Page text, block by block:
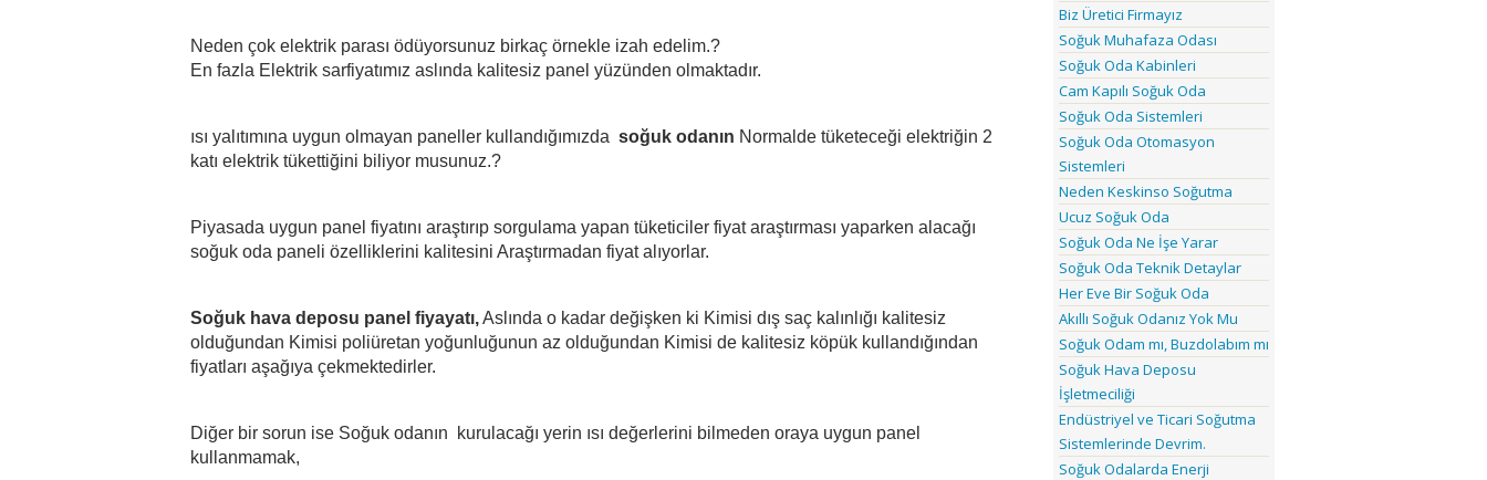
Neden çok elektrik parası ödüyorsunuz birkaç örnekle izah edelim.?
En fazla Elektrik sarfiyatımız aslında kalitesiz panel yüzünden olmaktadır.
ısı yalıtımına uygun olmayan paneller kullandığımızda soğuk odanın Normalde tüketeceği elektriğin 2
katı elektrik tükettiğini biliyor musunuz.?
Piyasada uygun panel fiyatını araştırıp sorgulama yapan tüketiciler fiyat araştırması yaparken alacağı
soğuk oda paneli özelliklerini kalitesini Araştırmadan fiyat alıyorlar.
Soğuk hava deposu panel fiyayatı, Aslında o kadar değişken ki Kimisi dış saç kalınlığı kalitesiz
olduğundan Kimisi poliüretan yoğunluğunun az olduğundan Kimisi de kalitesiz köpük kullandığından
fiyatları aşağıya çekmektedirler.
Diğer bir sorun ise Soğuk odanın  kurulacağı yerin ısı değerlerini bilmeden oraya uygun panel
kullanmamak,
Biz Üretici Firmayız
Soğuk Muhafaza Odası
Soğuk Oda Kabinleri
Cam Kapılı Soğuk Oda
Soğuk Oda Sistemleri
Soğuk Oda Otomasyon
Sistemleri
Neden Keskinso Soğutma
Ucuz Soğuk Oda
Soğuk Oda Ne İşe Yarar
Soğuk Oda Teknik Detaylar
Her Eve Bir Soğuk Oda
Akıllı Soğuk Odanız Yok Mu
Soğuk Odam mı, Buzdolabım mı
Soğuk Hava Deposu
İşletmeciliği
Endüstriyel ve Ticari Soğutma
Sistemlerinde Devrim.
Soğuk Odalarda Enerji